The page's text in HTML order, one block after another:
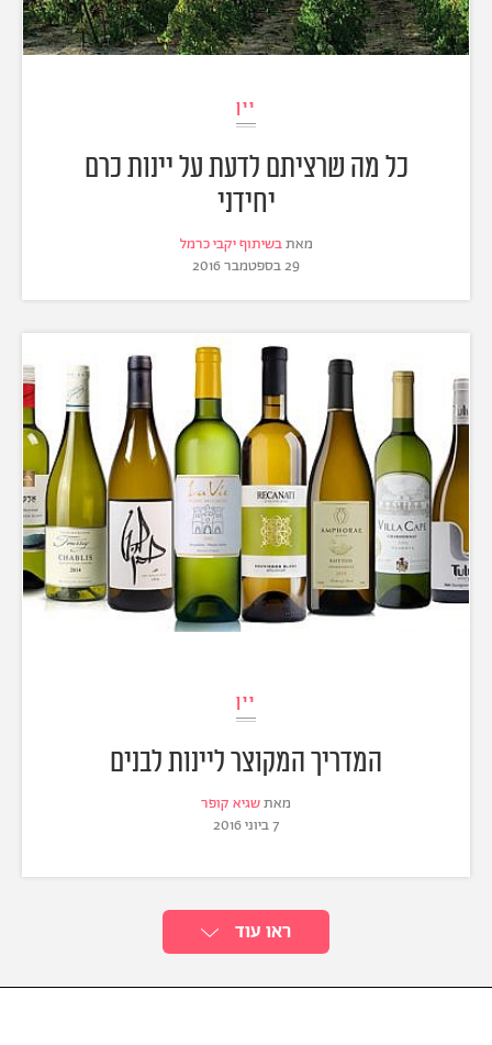
יין
כל מה שרציתם לדעת על יינות כרם
יחידני
מאתבשיתוף יקבי כרמל
29 בספטמבר 2016
יין
המדריך המקוצר ליינות לבנים
מאתשגיא קופר
7 ביוני 2016
ראו עוד